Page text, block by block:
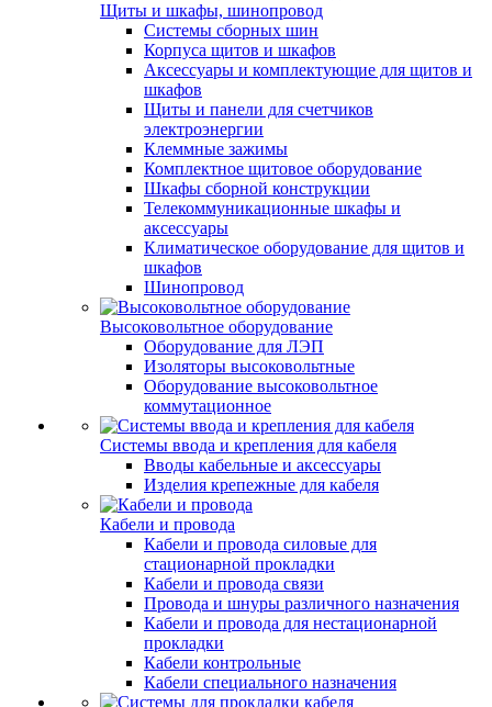
Щиты и шкафы, шинопровод
Системы сборных шин
Корпуса щитов и шкафов
Аксессуары и комплектующие для щитов и
шкафов
Щиты и панели для счетчиков
электроэнергии
Клеммные зажимы
Комплектное щитовое оборудование
Шкафы сборной конструкции
Телекоммуникационные шкафы и
аксессуары
Климатическое оборудование для щитов и
шкафов
Шинопровод
Высоковольтное оборудование
Оборудование для ЛЭП
Изоляторы высоковольтные
Оборудование высоковольтное
коммутационное
Системы ввода и крепления для кабеля
Вводы кабельные и аксессуары
Изделия крепежные для кабеля
Кабели и провода
Кабели и провода силовые для
стационарной прокладки
Кабели и провода связи
Провода и шнуры различного назначения
Кабели и провода для нестационарной
прокладки
Кабели контрольные
Кабели специального назначения